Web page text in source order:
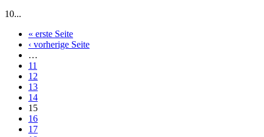
10...
« erste Seite
‹ vorherige Seite
…
11
12
13
14
15
16
17